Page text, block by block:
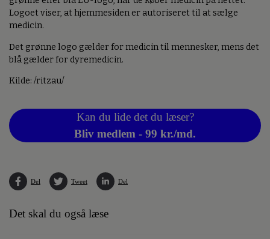
Logoet viser, at hjemmesiden er autoriseret til at sælge
medicin.
Det grønne logo gælder for medicin til mennesker, mens det
blå gælder for dyremedicin.
Kilde: /ritzau/
Kan du lide det du læser?
Bliv medlem - 99 kr./md.
Del Tweet Del
Det skal du også læse